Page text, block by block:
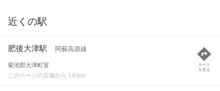
近くの駅
肥後大津駅 阿蘇高原線
菊池郡大津町室
このページの店舗から 1.6 km
ルート
を見る